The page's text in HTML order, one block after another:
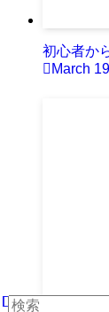
初心者か
March